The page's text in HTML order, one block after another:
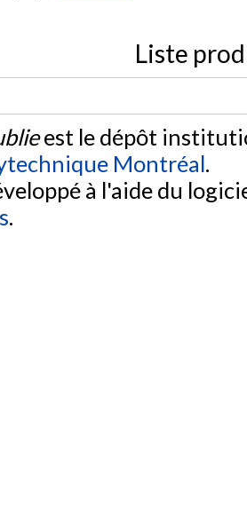
Liste
est le dépôt
Montréal.
à l'aide du
.